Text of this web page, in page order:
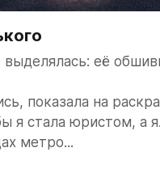
её
показала на
я стала юристом, а
метро...